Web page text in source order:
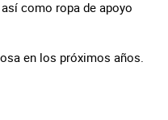
como ropa de apoyo
en los próximos años.